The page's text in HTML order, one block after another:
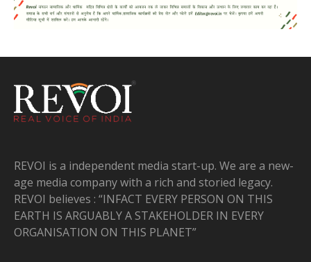
REVOI is a independent media start-up. We are a new-
age media company with a rich and storied legacy.
REVOI believes : “INFACT EVERY PERSON ON THIS
EARTH IS ARGUABLY A STAKEHOLDER IN EVERY
ORGANISATION ON THIS PLANET”